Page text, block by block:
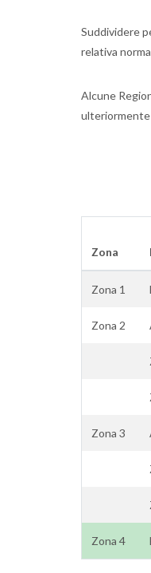
Suddividere
relativa
Alcune
ulteriormente
Zona
Zona 1
Zona 2
Zona 3
Zona 4